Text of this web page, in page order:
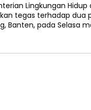
Lingkungan
tegas terhadap dua
Banten, pada Selasa